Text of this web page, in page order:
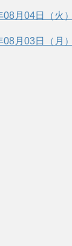
月04日（火
月03日（月